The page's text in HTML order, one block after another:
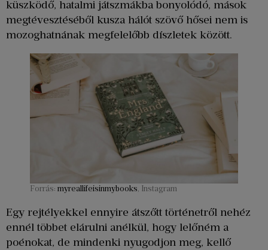
küszködő, hatalmi játszmákba bonyolódó, mások
megtévesztéséből kusza hálót szövő hősei nem is
mozoghatnának megfelelőbb díszletek között.
Forrás: myreallifeisinmybooks, Instagram
Egy rejtélyekkel ennyire átszőtt történetről nehéz
ennél többet elárulni anélkül, hogy lelőném a
poénokat, de mindenki nyugodjon meg, kellő